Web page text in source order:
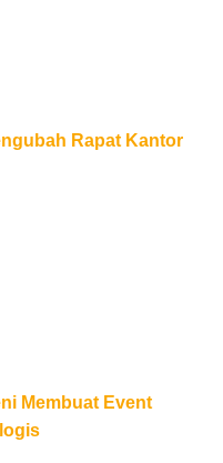
Rapat Kantor
Membuat Event